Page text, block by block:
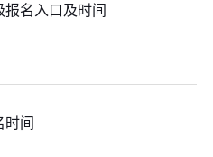
名入口及时间
间